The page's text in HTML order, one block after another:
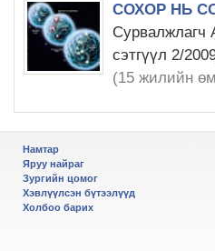
СОХОР НЬ
Сурвалжлагч
сэтгүүл 2/
(15 жилийн
Намтар
Яруу найраг
Зургийн цомог
Хэвлүүлсэн бүтээлүүд
Холбоо барих